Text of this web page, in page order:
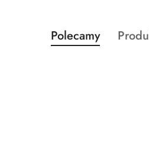
Pomiń karuzelę produktów
Produkty
o
Polecamy